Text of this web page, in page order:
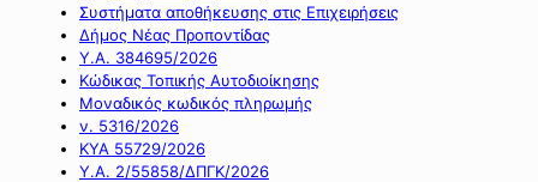
Συστήματα αποθήκευσης στις Επιχειρήσεις
Δήμος Νέας Προποντίδας
Υ.Α. 384695/2026
Κώδικας Τοπικής Αυτοδιοίκησης
Μοναδικός κωδικός πληρωμής
ν. 5316/2026
ΚΥΑ 55729/2026
Υ.Α. 2/55858/ΔΠΓΚ/2026